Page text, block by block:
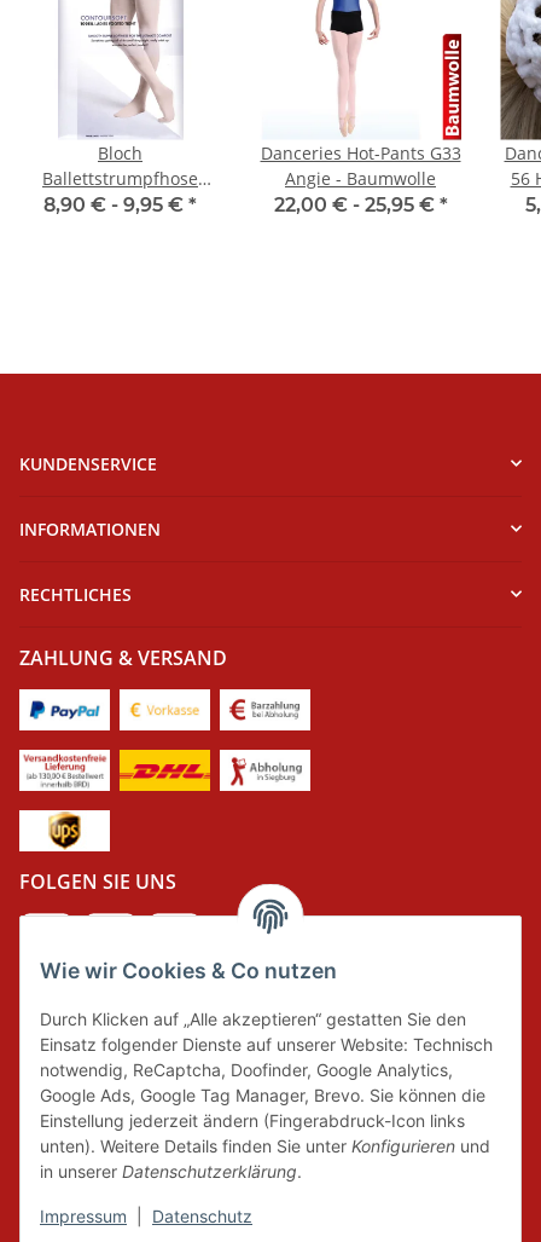
Wie wir Cookies & Co nutzen
Durch Klicken auf „Alle akzeptieren“ gestatten Sie den
Einsatz folgender Dienste auf unserer Website: Technisch
notwendig, ReCaptcha, Doofinder, Google Analytics,
Google Ads, Google Tag Manager, Brevo. Sie können die
Einstellung jederzeit ändern (Fingerabdruck-Icon links
unten). Weitere Details finden Sie unter Konfigurieren und
in unserer Datenschutzerklärung.
Impressum Datenschutz
Bloch
Ballettstrumpfhose
T0981 Footed Tight
8,90 € - 9,95 € *
Danceries Hot-Pants G33
Angie - Baumwolle
22,00 € - 25,95 € *
56
KUNDENSERVICE
INFORMATIONEN
RECHTLICHES
ZAHLUNG & VERSAND
FOLGEN SIE UNS
Wir tragen Verantwortung und erfüllen unsere
Pflichten zur Systembeteiligung nach dem
Verpackungsgesetz.
FAIRCOMMERCE